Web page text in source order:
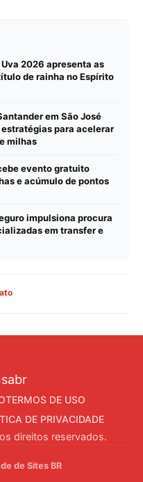
2026 apresenta as
de rainha no Espírito
em São José
para acelerar
milhas
evento gratuito
e acúmulo de pontos
impulsiona procura
em transfer e
TERMOS DE USO
DE PRIVACIDADE
direitos reservados.
de Sites BR